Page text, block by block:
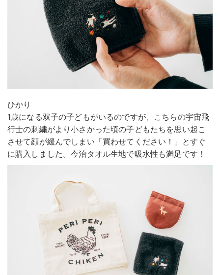
ひかり
1歳になる双子の子どもがいるのですが、こちらの宇宙飛
行士の刺繍がより小さかった頃の子どもたちを思い起こ
させて顔が緩んでしまい「買わせてください！」とすぐ
に購入しました。今治タオル生地で吸水性も満足です！